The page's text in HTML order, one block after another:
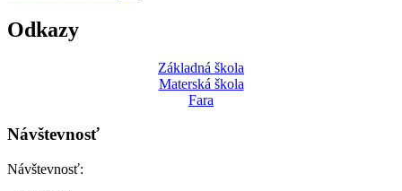
Odkazy
Základná škola
Materská škola
Fara
Návštevnosť
Návštevnosť: